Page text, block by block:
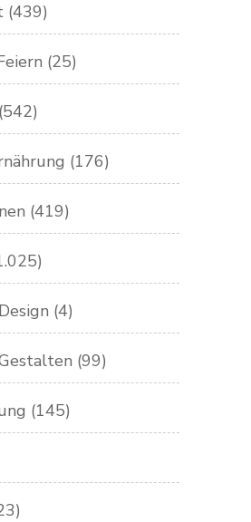
(439)
(25)
(542)
(176)
(419)
(4)
(99)
(145)